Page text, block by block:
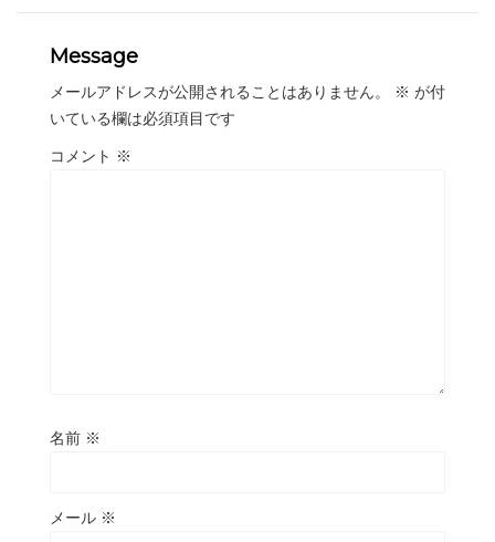
Message
メールアドレスが公開されることはありません。 ※ が付
いている欄は必須項目です
コメント ※
名前 ※
メール ※